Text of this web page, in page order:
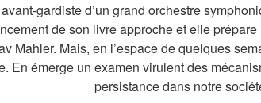
gardiste d’un grand orchestre
de son livre approche et elle
Mahler. Mais, en l’espace de quelques
En émerge un examen virulent des
persistance dans notre